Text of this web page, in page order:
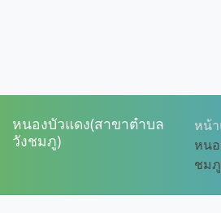
หนองบัวแดง(สาขาตำบล
วังชมภู)
หน้
หน
ชม